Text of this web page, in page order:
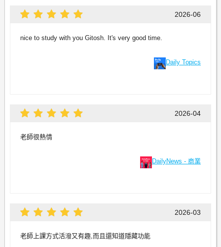
2026-06
nice to study with you Gitosh. It's very good time.
Daily Topics
2026-04
老師很熱情
DailyNews - 商業
2026-03
老師上課方式活潑又有趣,而且還知道隱藏功能